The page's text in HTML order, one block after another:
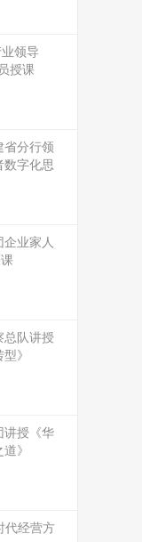
领导
授课
省分行领
数字化思
企业家人
总队讲授
》
讲授《华
》
代经营方